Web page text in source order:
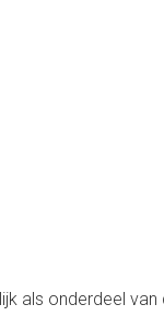
als onderdeel